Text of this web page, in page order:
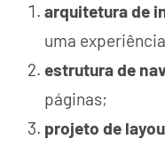
arquitetura de
uma
estrutura de
páginas;
projeto de